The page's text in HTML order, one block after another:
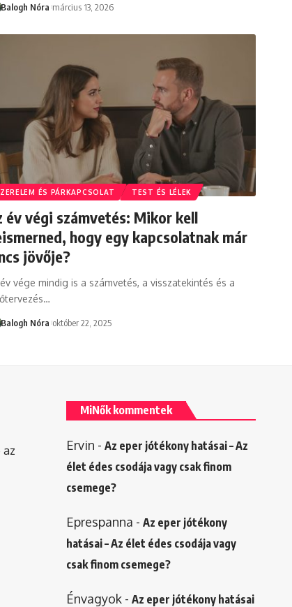
Balogh Nóra március 13, 2026
ÉS PÁRKAPCSOLAT TEST ÉS LÉLEK
év végi számvetés: Mikor kell
hogy egy kapcsolatnak már
jövője?
vége mindig is a számvetés, a visszatekintés és a
…
Balogh Nóra október 22, 2025
MiNők kommentek
Ervin - Az eper jótékony hatásai – Az
élet édes csodája vagy csak finom
csemege?
Eprespanna - Az eper jótékony
hatásai – Az élet édes csodája vagy
csak finom csemege?
Énvagyok- Az eper jótékony hatásai